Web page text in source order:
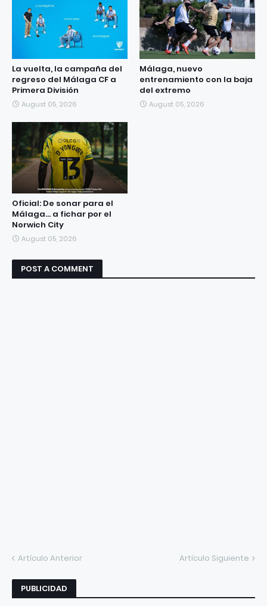
La vuelta, la campaña del
regreso del Málaga CF a
Primera División
August 05, 2026
Málaga, nuevo
entrenamiento con la baja
del extremo
August 05, 2026
Oficial: De sonar para el
Málaga... a fichar por el
Norwich City
August 05, 2026
POST A COMMENT
Artículo Anterior Artículo Siguiente
PUBLICIDAD